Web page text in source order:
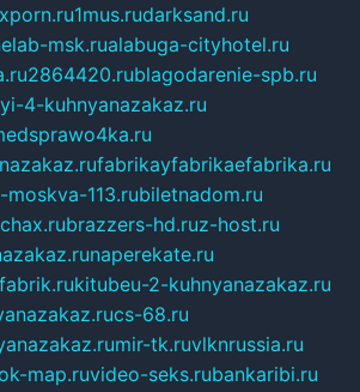
1mus.rudarksand.ru
msk.rualabuga-cityhotel.ru
2864420.rublagodarenie-spb.ru
4-kuhnyanazakaz.ru
fabrikayfabrikaefabrika.ru
113.rubiletnadom.ru
brazzers-hd.ruz-host.ru
naperekate.ru
kitubeu-2-kuhnyanazakaz.ru
cs-68.ru
mir-tk.ruvlknrussia.ru
map.ruvideo-seks.rubankaribi.ru